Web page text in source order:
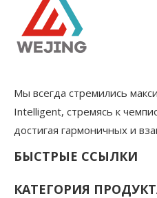
Мы всегда стремились
Intelligent, стремясь к
достигая гармоничных и
БЫСТРЫЕ ССЫЛКИ
КАТЕГОРИЯ